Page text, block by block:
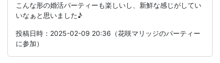
こんな形の婚活パーティーも楽しいし、新鮮な感じがしてい
いなぁと思いました♪
投稿日時：2025-02-09 20:36（花咲マリッジのパーティー
に参加）